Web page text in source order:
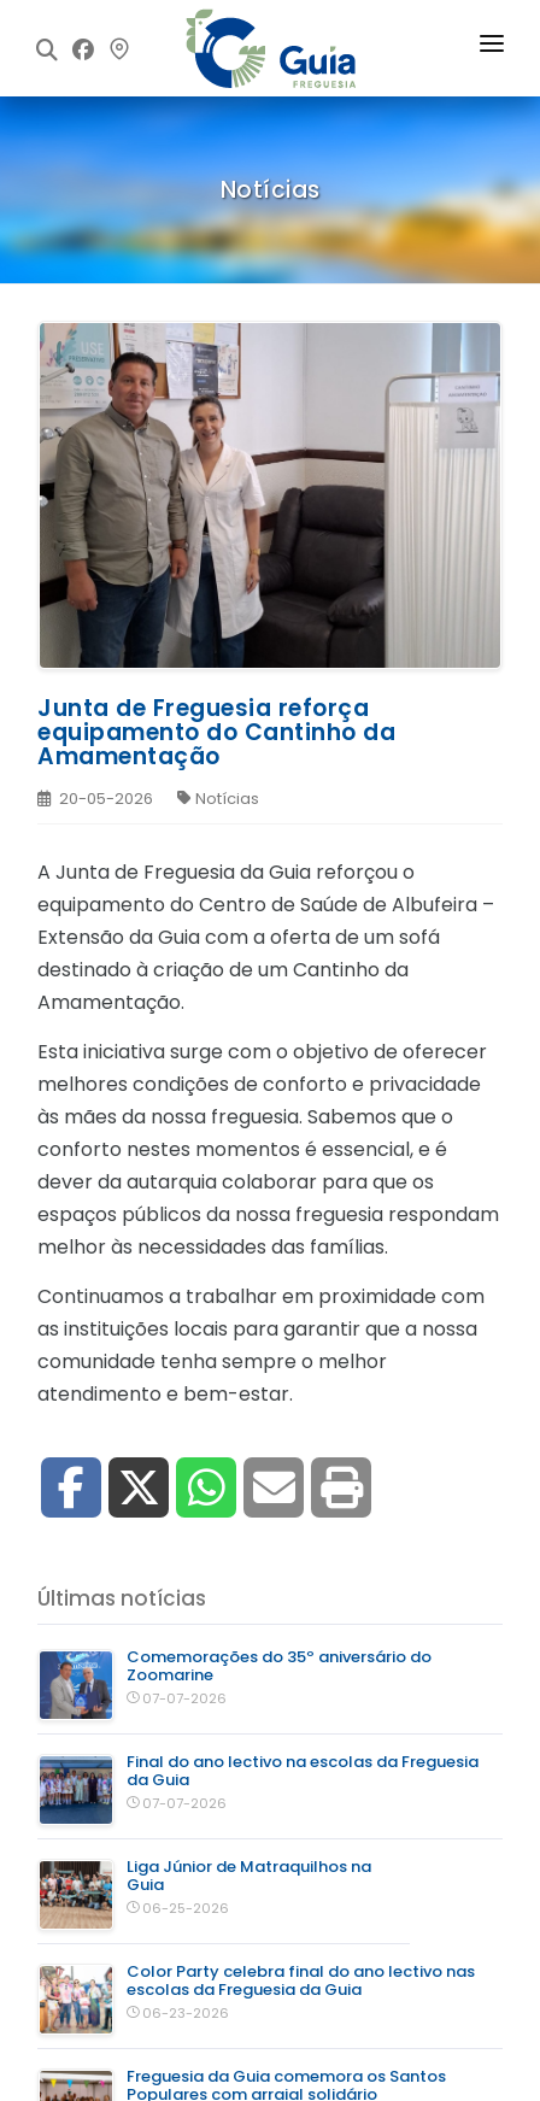
Início
Freguesia
Executivo
Assembleia
Informações
Notícias
Contactos
Notícias
Junta de Freguesia reforça
equipamento do Cantinho da
Amamentação
20-05-2026 Notícias
A Junta de Freguesia da Guia reforçou o
equipamento do Centro de Saúde de Albufeira –
Extensão da Guia com a oferta de um sofá
destinado à criação de um Cantinho da
Amamentação.
Esta iniciativa surge com o objetivo de oferecer
melhores condições de conforto e privacidade
às mães da nossa freguesia. Sabemos que o
conforto nestes momentos é essencial, e é
dever da autarquia colaborar para que os
espaços públicos da nossa freguesia respondam
melhor às necessidades das famílias.
Continuamos a trabalhar em proximidade com
as instituições locais para garantir que a nossa
comunidade tenha sempre o melhor
atendimento e bem-estar.
Últimas notícias
Comemorações do 35º aniversário do
Zoomarine
07-07-2026
Final do ano lectivo na escolas da Freguesia
da Guia
07-07-2026
Liga Júnior de Matraquilhos na
Guia
06-25-2026
Color Party celebra final do ano lectivo nas
escolas da Freguesia da Guia
06-23-2026
Freguesia da Guia comemora os Santos
Populares com arraial solidário